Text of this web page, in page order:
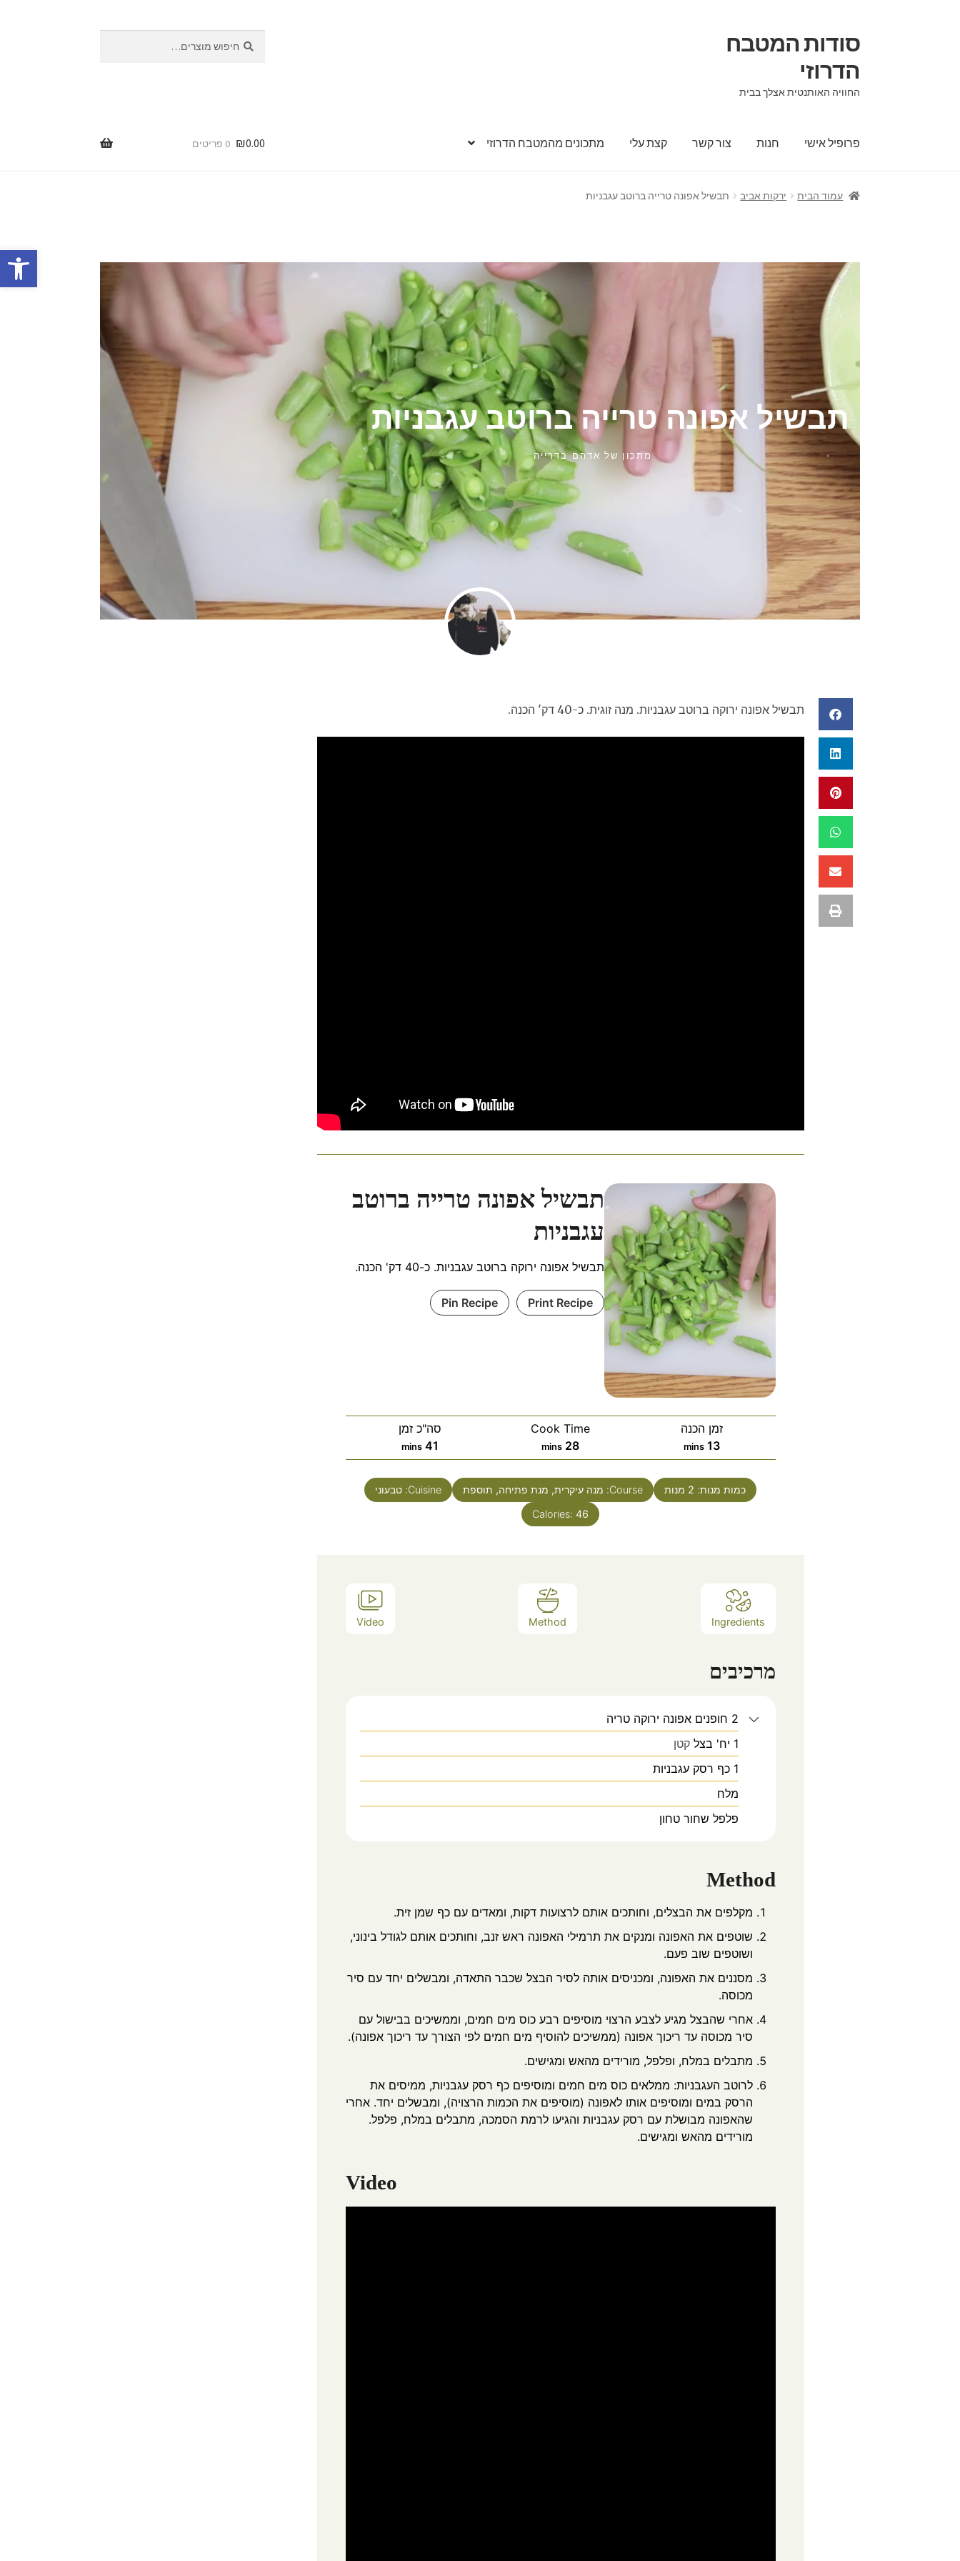
פתח סרגל נגישות
סודות המטבח
הדרוזי
החוויה האותנטית אצלך בבית
פרופיל אישי חנות צור קשר קצת עלי מתכונים מהמטבח הדרוזי ₪0.00 0 פריטים
עמוד הבית ירקות אביב תבשיל אפונה טרייה ברוטב עגבניות
תבשיל אפונה טרייה ברוטב עגבניות
מתכון שלאדהם בדרייה
תבשיל אפונה ירוקה ברוטב עגבניות. מנה זוגית. כ-40 דק' הכנה.
תבשיל אפונה טרייה ברוטב
עגבניות
תבשיל אפונה ירוקה ברוטב עגבניות. כ-40 דק' הכנה.
Print Recipe
Pin Recipe
זמן הכנה
13
mins
Cook Time
28
mins
סה"כ זמן
41
mins
כמות מנות: 2 מנות Course: מנה עיקרית, מנת פתיחה, תוספת Cuisine: טבעוני
Calories:46
Ingredients
Method
Video
מרכיבים
2 חופנים אפונה ירוקה טריה
1 יח' בצל קטן
1 כף רסק עגבניות
מלח
פלפל שחור טחון
Method
מקלפים את הבצלים, וחותכים אותם לרצועות דקות, ומאדים עם כף שמן זית.
שוטפים את האפונה ומנקים את תרמילי האפונה ראש זנב, וחותכים אותם לגודל בינוני,
ושוטפים שוב פעם.
מסננים את האפונה, ומכניסים אותה לסיר הבצל שכבר התאדה, ומבשלים יחד עם סיר
מכוסה.
אחרי שהבצל מגיע לצבע הרצוי מוסיפים רבע כוס מים חמים, וממשיכים בבישול עם
סיר מכוסה עד ריכוך אפונה (ממשיכים להוסיף מים חמים לפי הצורך עד ריכוך אפונה).
מתבלים במלח, ופלפל, מורידים מהאש ומגישים.
לרוטב העגבניות: ממלאים כוס מים חמים ומוסיפים כף רסק עגבניות, ממיסים את
הרסק במים ומוסיפים אותו לאפונה (מוסיפים את הכמות הרצויה), ומבשלים יחד. אחרי
שהאפונה מבושלת עם רסק עגבניות והגיעו לרמת הסמכה, מתבלים במלח, פלפל.
מורידים מהאש ומגישים.
Video